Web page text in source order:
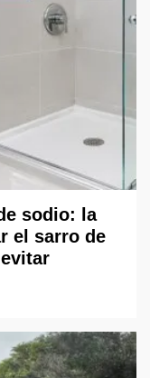
sodio: la
el sarro de